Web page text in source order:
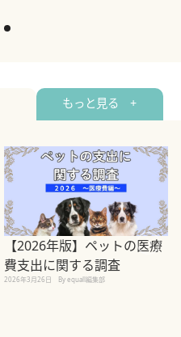
もっと見る +
【2026年版】ペットの医療
費支出に関する調査
2026年3月26日 By equall編集部